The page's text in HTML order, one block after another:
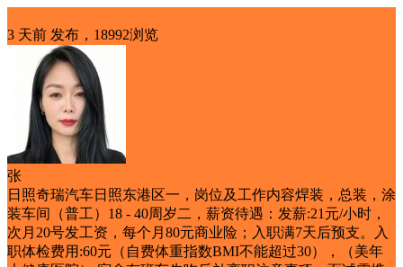
3 天前 发布，18992浏览
张
日照奇瑞汽车日照东港区一，岗位及工作内容焊装，总装，涂
装车间（普工）18 - 40周岁二，薪资待遇：发薪:21元/小时，
次月20号发工资，每个月80元商业险；入职满7天后预支。入
职体检费用:60元（自费体重指数BMI不能超过30），（美年